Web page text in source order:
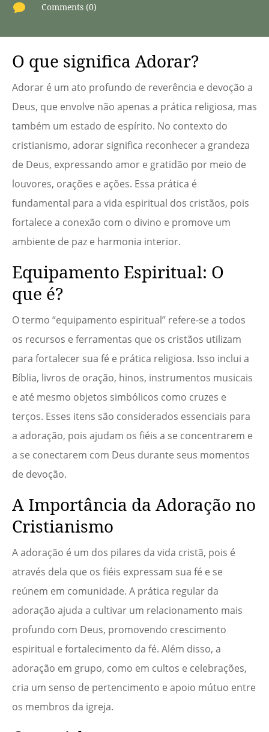
 Comments (0)
O que significa Adorar?
Adorar é um ato profundo de reverência e devoção a
Deus, que envolve não apenas a prática religiosa, mas
também um estado de espírito. No contexto do
cristianismo, adorar significa reconhecer a grandeza
de Deus, expressando amor e gratidão por meio de
louvores, orações e ações. Essa prática é
fundamental para a vida espiritual dos cristãos, pois
fortalece a conexão com o divino e promove um
ambiente de paz e harmonia interior.
Equipamento Espiritual: O
que é?
O termo “equipamento espiritual” refere-se a todos
os recursos e ferramentas que os cristãos utilizam
para fortalecer sua fé e prática religiosa. Isso inclui a
Bíblia, livros de oração, hinos, instrumentos musicais
e até mesmo objetos simbólicos como cruzes e
terços. Esses itens são considerados essenciais para
a adoração, pois ajudam os fiéis a se concentrarem e
a se conectarem com Deus durante seus momentos
de devoção.
A Importância da Adoração no
Cristianismo
A adoração é um dos pilares da vida cristã, pois é
através dela que os fiéis expressam sua fé e se
reúnem em comunidade. A prática regular da
adoração ajuda a cultivar um relacionamento mais
profundo com Deus, promovendo crescimento
espiritual e fortalecimento da fé. Além disso, a
adoração em grupo, como em cultos e celebrações,
cria um senso de pertencimento e apoio mútuo entre
os membros da igreja.